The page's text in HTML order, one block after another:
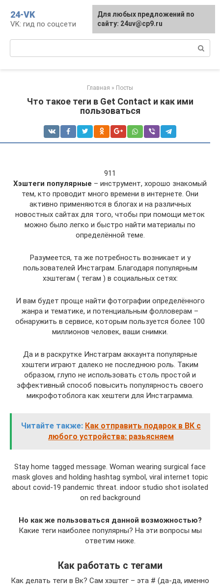
контенту
24-VK
VK: гид по соцсети
Главная » Посты
Что такое теги в Get Contact и как ими
пользоваться
911
Хэштеги популярные – инструмент, хорошо знакомый
тем, кто проводит много времени в интернете. Они
активно применяются в блогах и на различных
новостных сайтах для того, чтобы при помощи меток
можно было легко и быстро найти материалы по
определённой теме.
Разумеется, та же потребность возникает и у
пользователей Инстаграм. Благодаря популярным
хэштегам ( тегам ) в социальных сетях:
И вам будет проще найти фотографии определённого
жанра и тематике, и потенциальным фолловерам –
обнаружить в сервисе, которым пользуется более 100
миллионов человек, ваши снимки.
Да и в раскрутке Инстаграм аккаунта популярные
хэштеги играют далеко не последнюю роль. Таким
образом, глупо не использовать столь простой и
эффективный способ повысить популярность своего
микрофотоблога как хештеги для Инстаграмма.
Читайте также: Как отправить подарок в ВК с
любого устройства: разьясняем
Stay home tagged message. Woman wearing surgical face
mask gloves and holding hashtag symbol, viral internet topic
about covid-19 pandemic threat. indoor studio shot isolated
on red background
Но как же пользоваться данной возможностью?
Какие теги наиболее популярны? На эти вопросы мы
ответим ниже.
Как работать с тегами
Как делать теги в Вк? Сам хэштег – эта # (да-да, именно
Для любых предложений по
сайту: 24uv@cp9.ru